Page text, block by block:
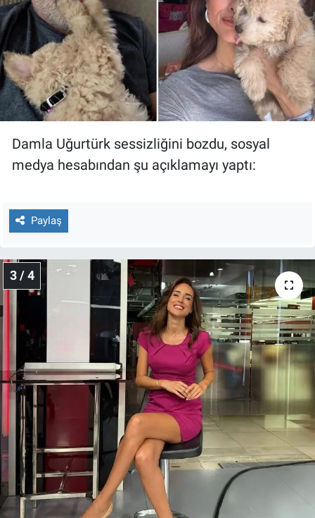
Damla Uğurtürk sessizliğini bozdu, sosyal
medya hesabından şu açıklamayı yaptı:
Paylaş
3 / 4
Spor
Teknoloji
Türkiye'nin Geleceği
Yerel Gündem